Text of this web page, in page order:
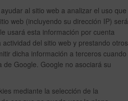
al sitio web a analizar el uso que
web (incluyendo su dirección IP) será
usará esta información por cuenta
del sitio web y prestando otros
dicha información a terceros cuando
Google. Google no asociará su
mediante la selección de la